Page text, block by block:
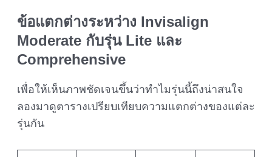
ข้อแตกต่างระหว่าง Invisalign
Moderateกับรุ่น Lite และ
Comprehensive
เพื่อให้เห็นภาพชัดเจนขึ้นว่าทำไมรุ่นนี้ถึงน่าสนใจ
ลองมาดูตารางเปรียบเทียบความแตกต่างของแต่ละ
รุ่นกัน